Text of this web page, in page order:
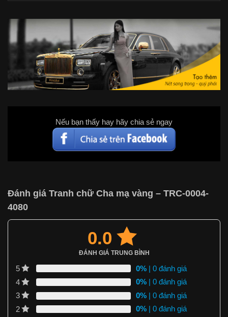
Nếu bạn thấy hay hãy chia sẻ ngay
Đánh giá Tranh chữ Cha mạ vàng – TRC-0004-
4080
0.0
ĐÁNH GIÁ TRUNG BÌNH
5 0% | 0 đánh giá
4
0% | 0 đánh giá
3
0% | 0 đánh giá
2
0% | 0 đánh giá